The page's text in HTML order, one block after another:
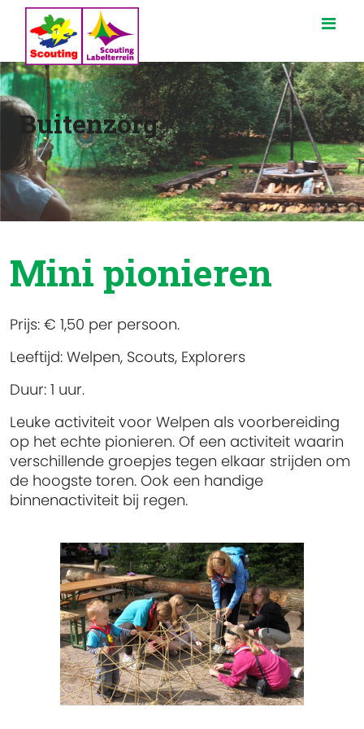
Buitenzorg
Mini pionieren
Prijs: € 1,50 per persoon.
Leeftijd: Welpen, Scouts, Explorers
Duur: 1 uur.
Leuke activiteit voor Welpen als voorbereiding
op het echte pionieren. Of een activiteit waarin
verschillende groepjes tegen elkaar strijden om
de hoogste toren. Ook een handige
binnenactiviteit bij regen.